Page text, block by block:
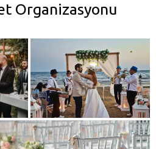
Organizasyonu